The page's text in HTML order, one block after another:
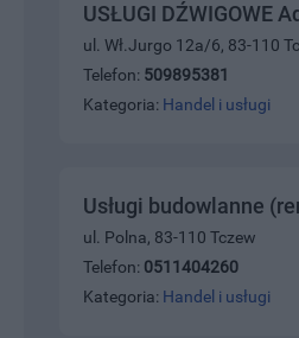
USŁUGI DŹWIGOWE
ul. Wł.Jurgo 12a/6, 83-110
Telefon: 509895381
Kategoria: Handel i usługi
Usługi budowlanne
ul. Polna, 83-110 Tczew
Telefon: 0511404260
Kategoria: Handel i usługi